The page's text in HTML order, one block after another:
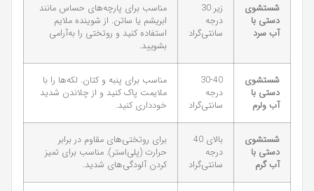
شستشوی
دستی با
آب سرد
زیر 30
درجه
سانتی‌گراد
مناسب برای پارچه‌های حساس مانند
ابریشم یا ساتن. از شوینده ملایم
استفاده کنید و روتختی را به‌آرامی
بشویید.
شستشوی
دستی با
آب ولرم
30-40
درجه
سانتی‌گراد
مناسب برای پنبه و کتان. لکه‌ها را با
ملایمت پاک کنید و از چلاندن شدید
خودداری کنید.
شستشوی
دستی با
آب گرم
بالای 40
درجه
سانتی‌گراد
برای روتختی‌های مقاوم در برابر
حرارت (پلی‌استر). مناسب برای تمیز
کردن آلودگی‌های شدید.